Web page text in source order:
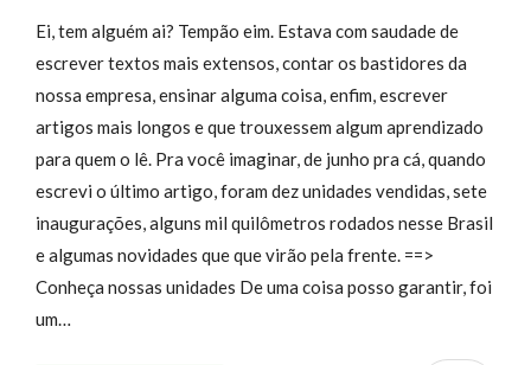
Ei, tem alguém ai? Tempão eim. Estava com saudade de
escrever textos mais extensos, contar os bastidores da
nossa empresa, ensinar alguma coisa, enfim, escrever
artigos mais longos e que trouxessem algum aprendizado
para quem o lê. Pra você imaginar, de junho pra cá, quando
escrevi o último artigo, foram dez unidades vendidas, sete
inaugurações, alguns mil quilômetros rodados nesse Brasil
e algumas novidades que que virão pela frente. ==>
Conheça nossas unidades De uma coisa posso garantir, foi
um…